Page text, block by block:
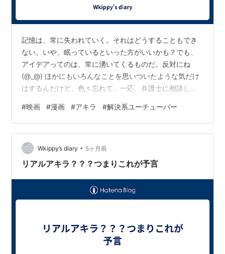
記憶は、常に失われていく。それはどうすることもでき
ない。いや、眠っているといった方がいいかも？でも、
アイデアってのは、常に湧いてくるものだ。反対にね
(@_@) ほかにもいろんなことを思いついたような気だけ
はするんだけど、色々忘れて、一応、弁護士に相談して
ら来る嫌がらせ、全部こっちの武器になるから！
www.youtube.com とまあ、キルアの真似をしてみたん
だけど、まあそれは置いておいて、久しぶりにアキラを
見たら、原作というか漫画のアキラが読みたくなった
わ！！結構好きだったんだよね！！漫画のアキラ！！ナ
#映画 #漫画 #アキラ #解決系ユーチューバー
Wkippy’s diary • 5ヶ月前
リアルアキラ？？？つまりこれが予言